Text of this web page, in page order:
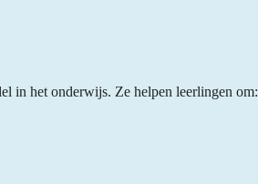
in het onderwijs. Ze helpen leerlingen om: